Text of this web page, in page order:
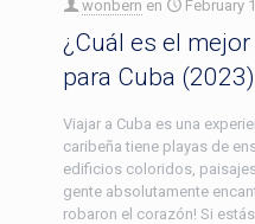
wonbern en February
¿Cuál es el
para Cuba (2023)
Viajar a Cuba es una
caribeña tiene playas de
edificios coloridos,
gente absolutamente
robaron el corazón! Si